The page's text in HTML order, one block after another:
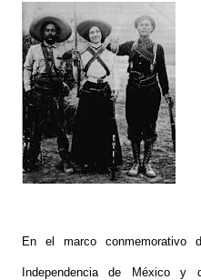
En el marco conmemorativo
Independencia de México